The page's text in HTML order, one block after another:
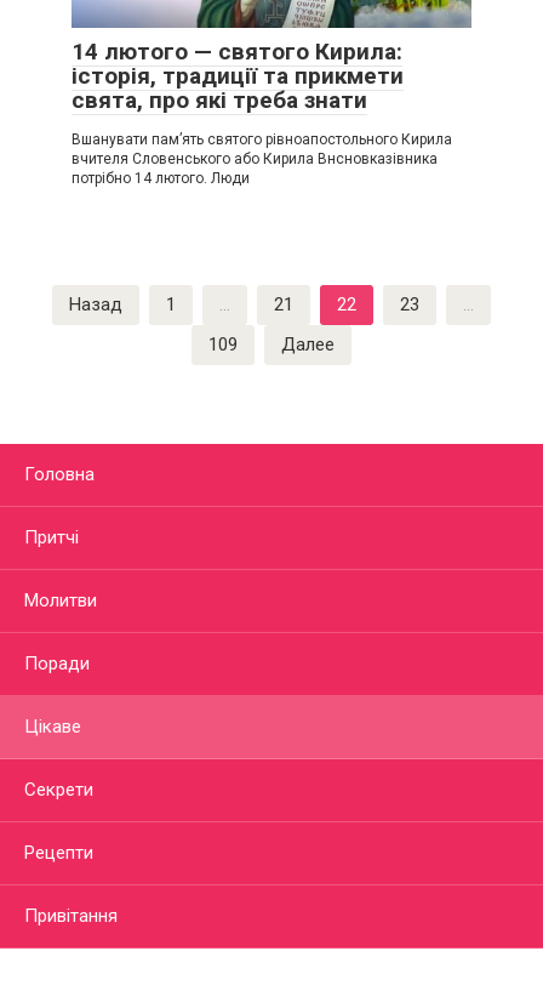
14 лютого — святого Кирила:
історія, традиції та прикмети
свята, про які треба знати
Вшанувати пам’ять святого рівноапостольного Кирила
вчителя Словенського або Кирила Внсновказівника
потрібно 14 лютого. Люди
Пагинация
записей
Назад 1 … 21 22 23
…
109
Далее
Головна
Притчі
Молитви
Поради
Цікаве
Секрети
Рецепти
Привітання